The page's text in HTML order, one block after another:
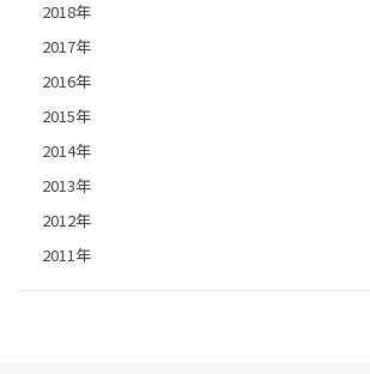
2018年
2017年
2016年
2015年
2014年
2013年
2012年
2011年